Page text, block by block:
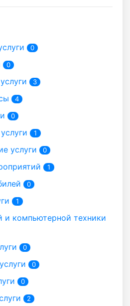
0
0
3
4
0
1
услуги 0
1
0
1
и компьютерной техники
0
0
0
2